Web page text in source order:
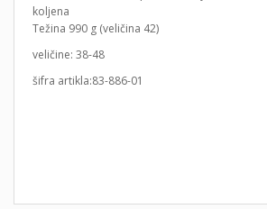
koljena
Težina 990 g (veličina 42)
veličine: 38-48
šifra artikla:83-886-01